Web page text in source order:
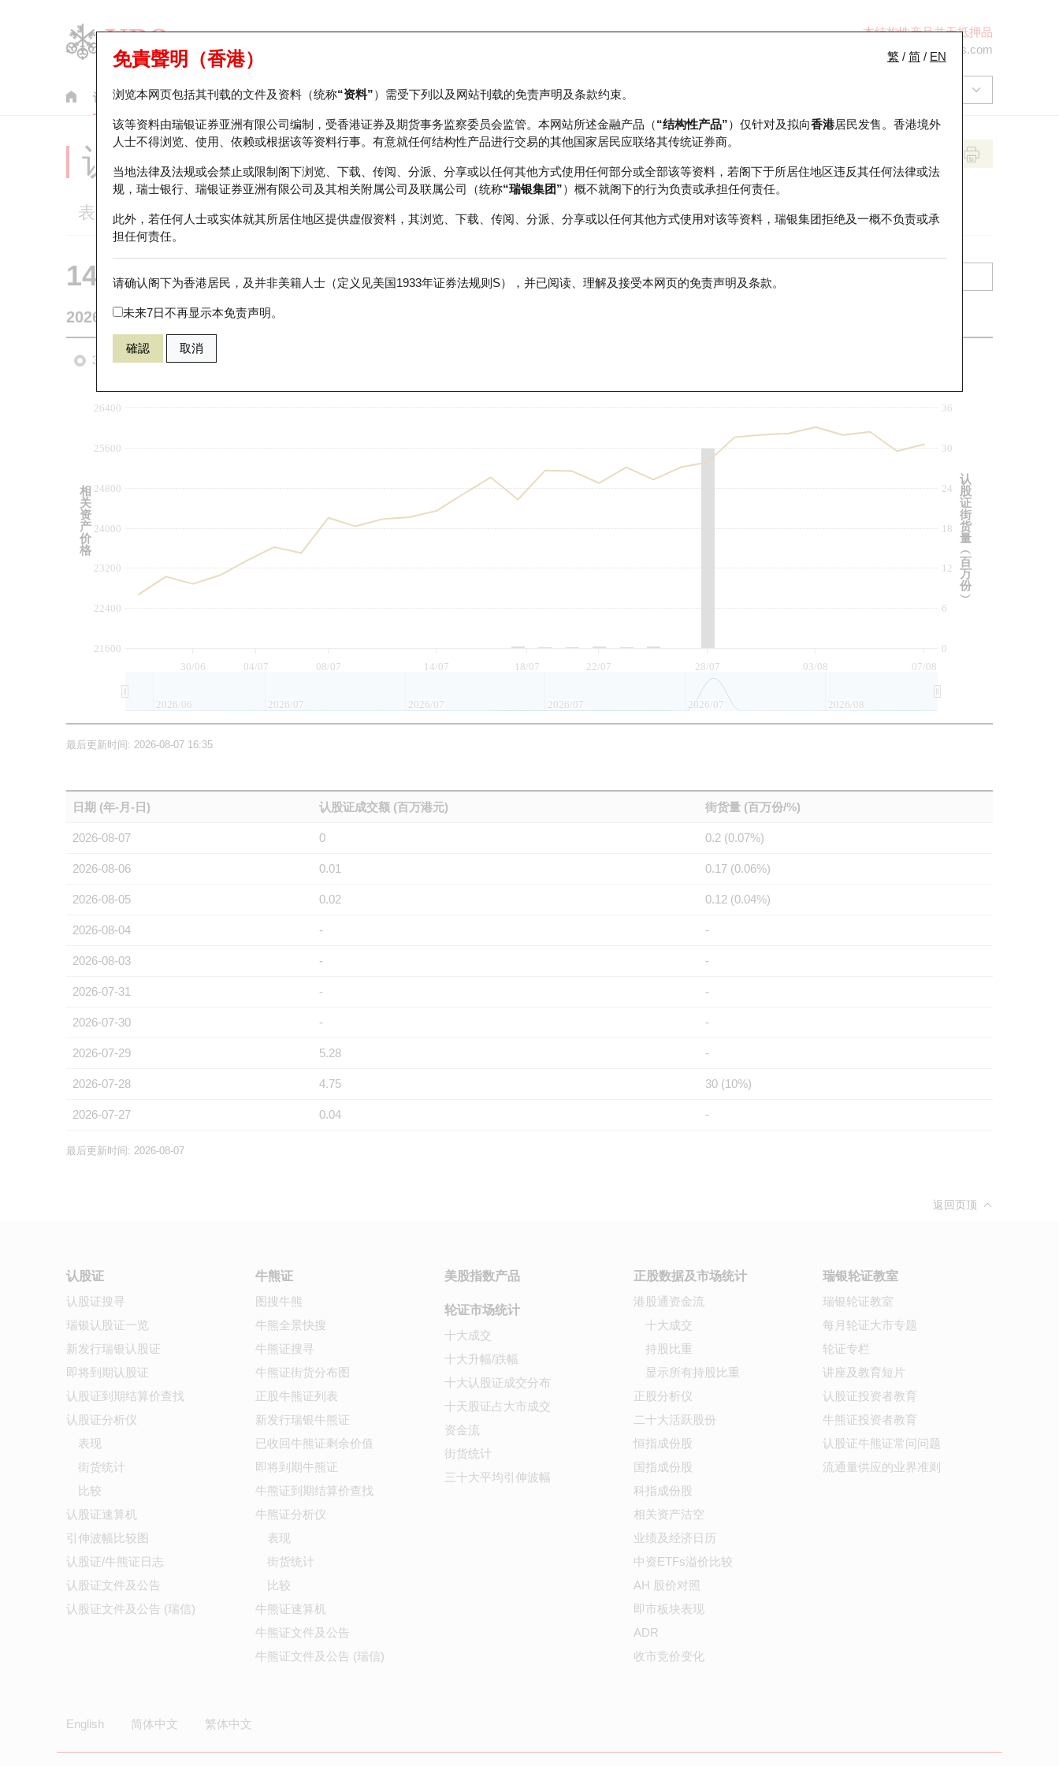
本结构性产品并无抵押品
ol-hkwarrants@ubs.com
认股证 牛熊证 美股指数产品 轮证市场统计 正股数据及市场统计 瑞银轮证教室
繁 / 简 / EN
免責聲明（香港）
浏览本网页包括其刊载的文件及资料（统称“资料”）需受下列以及网站刊载的免责声明及条款约束。
该等资料由瑞银证券亚洲有限公司编制，受香港证券及期货事务监察委员会监管。本网站所述金融产品（“结构性产品”）仅针对及拟向香港居民发售。香港境外
人士不得浏览、使用、依赖或根据该等资料行事。有意就任何结构性产品进行交易的其他国家居民应联络其传统证券商。
当地法律及法规或会禁止或限制阁下浏览、下载、传阅、分派、分享或以任何其他方式使用任何部分或全部该等资料，若阁下于所居住地区违反其任何法律或法
规，瑞士银行、瑞银证券亚洲有限公司及其相关附属公司及联属公司（统称“瑞银集团”）概不就阁下的行为负责或承担任何责任。
此外，若任何人士或实体就其所居住地区提供虚假资料，其浏览、下载、传阅、分派、分享或以任何其他方式使用对该等资料，瑞银集团拒绝及一概不负责或承
担任何责任。
请确认阁下为香港居民，及并非美籍人士（定义见美国1933年证券法规则S），并已阅读、理解及接受本网页的免责声明及条款。
未来7日不再显示本免责声明。
確認 取消
认股证分析仪
表现 街货统计 比较
14193 瑞银认购 HSI 恒生指数
2026-08-07 相关资产价格 25,668.03
3个月 6个月
30/06 04/07 08/07 14/07 18/07 22/07 28/07 03/08 07/08
0
6
12
18
24
30
36
21600
22400
23200
24000
24800
25600
26400
2026/06 2026/07 2026/07 2026/07 2026/07 2026/08
认
股
证
街
货
量
︵
百
万
份
︶
相
关
资
产
价
格
最后更新时间: 2026-08-07 16:35
日期 (年-月-日) 认股证成交额 (百万港元) 街货量 (百万份/%)
2026-08-07 0 0.2 (0.07%)
2026-08-06 0.01 0.17 (0.06%)
2026-08-05 0.02 0.12 (0.04%)
2026-08-04 - -
2026-08-03 - -
2026-07-31 - -
2026-07-30 - -
2026-07-29 5.28 -
2026-07-28 4.75 30 (10%)
2026-07-27 0.04 -
最后更新时间: 2026-08-07
返回页顶
认股证
认股证搜寻
瑞银认股证一览
新发行瑞银认股证
即将到期认股证
认股证到期结算价查找
认股证分析仪
表现
街货统计
比较
认股证速算机
引伸波幅比较图
认股证/牛熊证日志
认股证文件及公告
认股证文件及公告 (瑞信)
牛熊证
图搜牛熊
牛熊全景快搜
牛熊证搜寻
牛熊证街货分布图
正股牛熊证列表
新发行瑞银牛熊证
已收回牛熊证剩余价值
即将到期牛熊证
牛熊证到期结算价查找
牛熊证分析仪
表现
街货统计
比较
牛熊证速算机
牛熊证文件及公告
牛熊证文件及公告 (瑞信)
美股指数产品
轮证市场统计
十大成交
十大升幅/跌幅
十大认股证成交分布
十天股证占大市成交
资金流
街货统计
三十大平均引伸波幅
正股数据及市场统计
港股通资金流
十大成交
持股比重
显示所有持股比重
正股分析仪
二十大活跃股份
恒指成份股
国指成份股
科指成份股
相关资产沽空
业绩及经济日历
中资ETFs溢价比较
AH 股价对照
即市板块表现
ADR
收市竞价变化
瑞银轮证教室
瑞银轮证教室
每月轮证大市专题
轮证专栏
讲座及教育短片
认股证投资者教育
牛熊证投资者教育
认股证牛熊证常问问题
流通量供应的业界准则
English 简体中文 繁体中文